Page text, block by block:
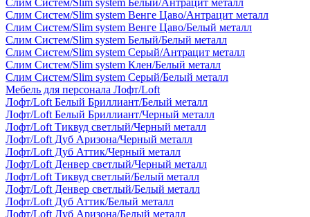
Слим Систем/Slim system Белый/Антрацит металл
Слим Систем/Slim system Венге Цаво/Антрацит металл
Слим Систем/Slim system Венге Цаво/Белый металл
Слим Систем/Slim system Белый/Белый металл
Слим Систем/Slim system Серый/Антрацит металл
Слим Систем/Slim system Клен/Белый металл
Слим Систем/Slim system Серый/Белый металл
Мебель для персонала Лофт/Loft
Лофт/Loft Белый Бриллиант/Белый металл
Лофт/Loft Белый Бриллиант/Черный металл
Лофт/Loft Тиквуд светлый/Черный металл
Лофт/Loft Дуб Аризона/Черный металл
Лофт/Loft Дуб Аттик/Черный металл
Лофт/Loft Денвер светлый/Черный металл
Лофт/Loft Тиквуд светлый/Белый металл
Лофт/Loft Денвер светлый/Белый металл
Лофт/Loft Дуб Аттик/Белый металл
Лофт/Loft Дуб Аризона/Белый металл